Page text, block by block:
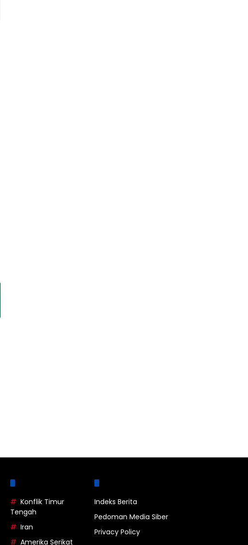
Konflik Timur
Tengah
Iran
Amerika Serikat
Indeks Berita
Pedoman Media Siber
Privacy Policy